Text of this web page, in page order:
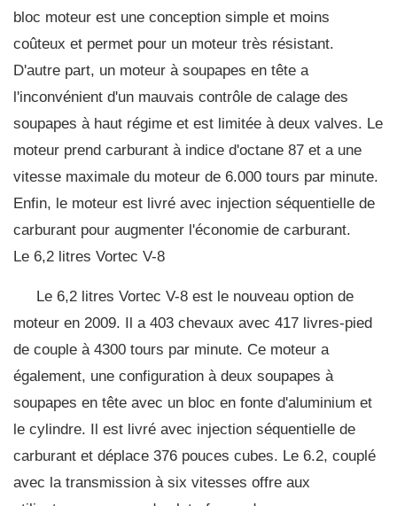
bloc moteur est une conception simple et moins
coûteux et permet pour un moteur très résistant.
D'autre part, un moteur à soupapes en tête a
l'inconvénient d'un mauvais contrôle de calage des
soupapes à haut régime et est limitée à deux valves. Le
moteur prend carburant à indice d'octane 87 et a une
vitesse maximale du moteur de 6.000 tours par minute.
Enfin, le moteur est livré avec injection séquentielle de
carburant pour augmenter l'économie de carburant.
Le 6,2 litres Vortec V-8
Le 6,2 litres Vortec V-8 est le nouveau option de
moteur en 2009. Il a 403 chevaux avec 417 livres-pied
de couple à 4300 tours par minute. Ce moteur a
également, une configuration à deux soupapes à
soupapes en tête avec un bloc en fonte d'aluminium et
le cylindre. Il est livré avec injection séquentielle de
carburant et déplace 376 pouces cubes. Le 6.2, couplé
avec la transmission à six vitesses offre aux